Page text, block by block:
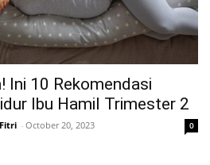
Ini 10 Rekomendasi
Ibu Hamil Trimester 2
- October 20, 2023 0